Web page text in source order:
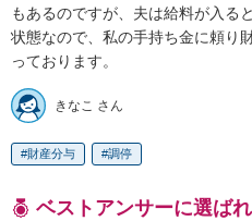
もあるのですが、夫は給料が入る
状態なので、私の手持ち金に頼り
っております。
きなこ さん
財産分与 調停
ベストアンサーに選ば